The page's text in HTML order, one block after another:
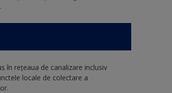
în rețeaua de canalizare inclusiv
locale de colectare a